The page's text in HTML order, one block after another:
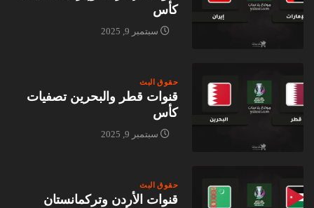
كأس
سبتمبر 9, 2025
حقوق البث
قنوات قطر والبحرين تصفيات
كأس
سبتمبر 9, 2025
حقوق البث
قنوات الأردن وتركمانستان